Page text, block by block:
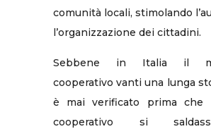
comunità locali, stimolando
l’organizzazione dei cittadini.
Sebbene in Italia il
cooperativo vanti una lunga
è mai verificato prima che
cooperativo si